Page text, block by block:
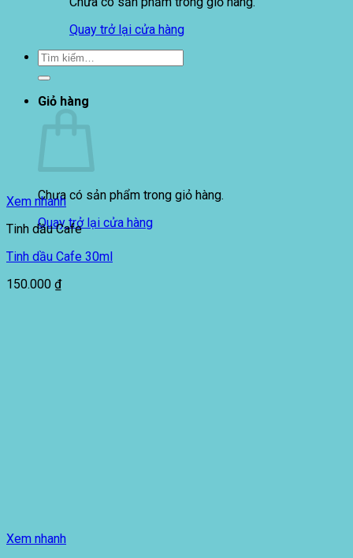
Quay trở lại cửa hàng
Tìm
kiếm:
Giỏ hàng
Chưa có sản phẩm trong giỏ hàng.
Quay trở lại cửa hàng
Xem nhanh
Tinh dầu Cafe
Tinh dầu Cafe 30ml
150.000 ₫
Xem nhanh